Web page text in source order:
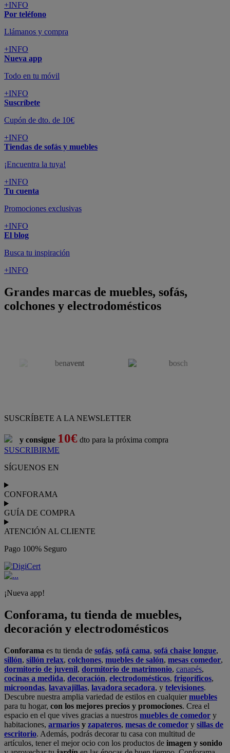
+INFO
Por teléfono
Llámanos y compra
+INFO
Nueva app
Todo en tu móvil
+INFO
Suscríbete
Cupón de dto. de 10€
+INFO
Tiendas de sofás y muebles
¡Encuentra la tuya!
+INFO
Tu cuenta
Promociones exclusivas
+INFO
El blog
Busca tu inspiración
+INFO
Grandes marcas de muebles, sofás,
colchones y electrodomésticos
SUSCRÍBETE A LA NEWSLETTER
y consigue 10€ dto para la próxima compra
SUSCRIBIRME
SÍGUENOS EN
CONFORAMA
GUÍA DE COMPRA
ATENCIÓN AL CLIENTE
Pago 100% Seguro
¡Nueva app!
Conforama, tu tienda de muebles,
decoración y electrodomésticos
Conforama es tu tienda de sofás, sofá cama, sofá chaise longue,
sillón, sillón relax, colchones, muebles de salón, mesas comedor,
dormitorio de juvenil, dormitorio de matrimonio, canapés,
cocinas a medida, decoración, electrodomésticos, frigoríficos,
microondas, lavavajillas, lavadora secadora, y televisiones.
Descubre nuestra amplia variedad de estilos en cualquiermuebles
para tu hogar, con los mejores precios y promociones. Crea el
espacio en el que vives gracias a nuestros muebles de comedor y
habitaciones, armarios y zapateros, mesas de comedor y sillas de
escritorio. Además, podrás decorar tu casa con multitud de
artículos, tener el mejor ocio con los productos de imagen y sonido